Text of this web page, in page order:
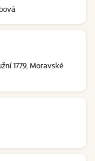
1779, Moravské